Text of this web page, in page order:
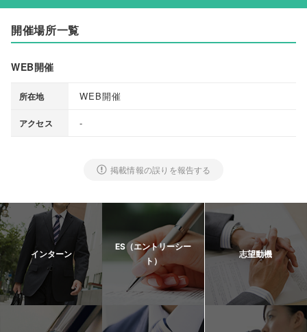
開催場所一覧
WEB開催
所在地 WEB開催
アクセス -
掲載情報の誤りを報告する
インターン
ES（エントリーシー
ト）
志望動機